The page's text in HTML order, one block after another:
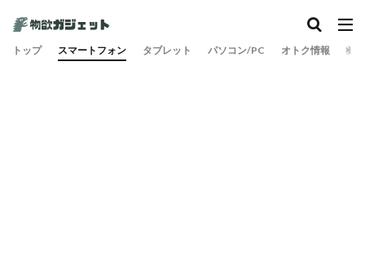
トップ スマートフォン タブレット パソコン/PC オトク情報 旅